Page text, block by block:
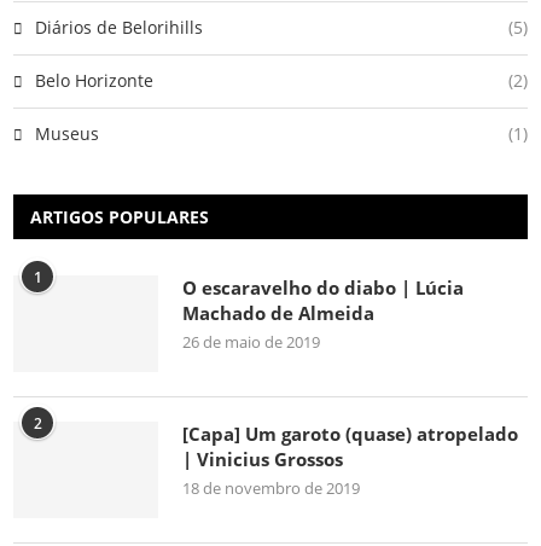
Diários de Belorihills (5)
Belo Horizonte (2)
Museus (1)
ARTIGOS POPULARES
1
O escaravelho do diabo | Lúcia
Machado de Almeida
26 de maio de 2019
2
[Capa] Um garoto (quase) atropelado
| Vinicius Grossos
18 de novembro de 2019